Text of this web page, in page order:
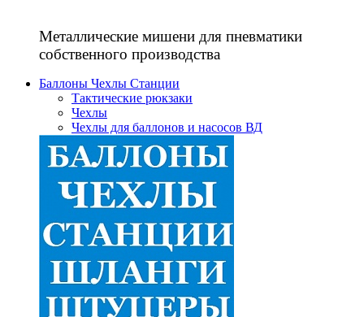
Металлические мишени для пневматики
собственного производства
Баллоны Чехлы Станции
Тактические рюкзаки
Чехлы
Чехлы для баллонов и насосов ВД